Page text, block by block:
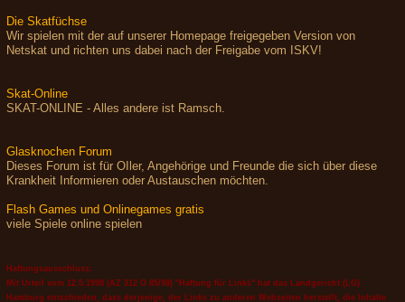
Die Skatfüchse
Wir spielen mit der auf unserer Homepage freigegeben Version von
Netskat und richten uns dabei nach der Freigabe vom ISKV!
Skat-Online
SKAT-ONLINE - Alles andere ist Ramsch.
Glasknochen Forum
Dieses Forum ist für OIler, Angehörige und Freunde die sich über diese
Krankheit Informieren oder Austauschen möchten.
Flash Games und Onlinegames gratis
viele Spiele online spielen
Haftungsausschluss:
Mit Urteil vom 12.5.1998 (AZ 312 O 85/98) "Haftung für Links" hat das Landgericht (LG)
Hamburg entschieden, dass derjenige, der Links zu anderen Webseiten herstellt, die Inhalte